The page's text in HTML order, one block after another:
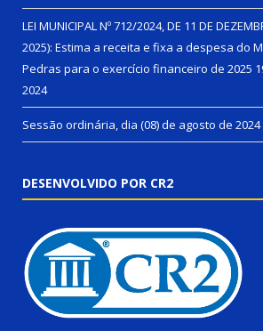
LEI MUNICIPAL Nº 712/2024, DE 11 DE
2025): Estima a receita e fixa a despesa do
Pedras para o exercício financeiro de 2025
2024
Sessão ordinária, dia (08) de agosto de 2024
DESENVOLVIDO POR CR2